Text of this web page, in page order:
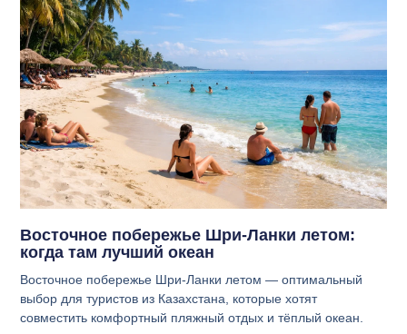
Восточное побережье Шри-Ланки летом:
когда там лучший океан
Восточное побережье Шри-Ланки летом — оптимальный
выбор для туристов из Казахстана, которые хотят
совместить комфортный пляжный отдых и тёплый океан.